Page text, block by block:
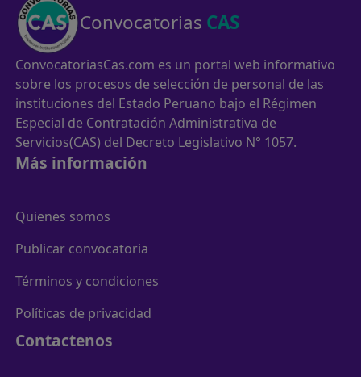
Convocatorias CAS
ConvocatoriasCas.com es un portal web informativo
sobre los procesos de selección de personal de las
instituciones del Estado Peruano bajo el Régimen
Especial de Contratación Administrativa de
Servicios(CAS) del Decreto Legislativo N° 1057.
Más información
Quienes somos
Publicar convocatoria
Términos y condiciones
Políticas de privacidad
Contactenos